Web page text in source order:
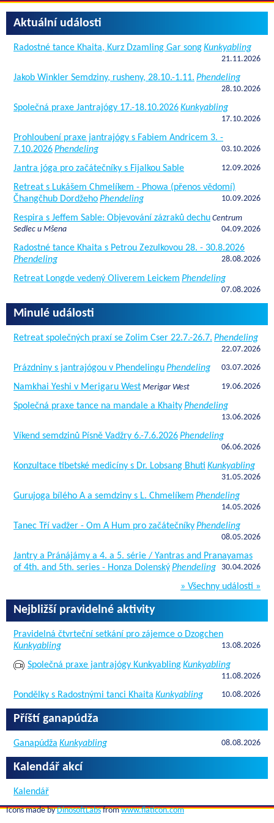
Aktuální události
Radostné tance Khaita, Kurz Dzamling Gar songKunkyabling
21.11.2026
Jakob Winkler Semdziny, rusheny, 28.10.-1.11. Phendeling
28.10.2026
Společná praxe Jantrajógy 17.-18.10.2026Kunkyabling
17.10.2026
Prohloubení praxe jantrajógy s Fabiem Andricem 3. -
7.10.2026Phendeling 03.10.2026
Jantra jóga pro začátečníky s Fijalkou Sable 12.09.2026
Retreat s Lukášem Chmelíkem - Phowa (přenos vědomí)
Čhangčhub DordžehoPhendeling 10.09.2026
Respira s Jeffem Sable: Objevování zázraků dechu Centrum
Sedlec u Mšena
04.09.2026
Radostné tance Khaita s Petrou Zezulkovou 28. - 30.8.2026
Phendeling
28.08.2026
Retreat Longde vedený Oliverem Leickem Phendeling
07.08.2026
Minulé události
Retreat společných praxí se Zolim Cser 22.7.-26.7. Phendeling
22.07.2026
Prázdniny s jantrajógou v PhendelinguPhendeling 03.07.2026
Namkhai Yeshi v Merigaru West Merigar West 19.06.2026
Společná praxe tance na mandale a KhaityPhendeling
13.06.2026
Víkend semdzinů Písně Vadžry 6.-7.6.2026Phendeling
06.06.2026
Konzultace tibetské medicíny s Dr. Lobsang Bhuti Kunkyabling
31.05.2026
Gurujoga bílého A a semdziny s L. Chmelíkem Phendeling
14.05.2026
Tanec Tří vadžer - Om A Hum pro začátečníkyPhendeling
08.05.2026
Jantry a Pránájámy a 4. a 5. série / Yantras and Pranayamas
of 4th. and 5th. series - Honza DolenskýPhendeling 30.04.2026
» Všechny události »
Nejbližší pravidelné aktivity
Pravidelná čtvrteční setkání pro zájemce o Dzogchen
Kunkyabling
13.08.2026
Společná praxe jantrajógy KunkyablingKunkyabling
11.08.2026
Pondělky s Radostnými tanci Khaita Kunkyabling 10.08.2026
Příští ganapúdža
Ganapúdža Kunkyabling 08.08.2026
Kalendář akcí
Kalendář
Icons made byDinosoftLabsfromwww.flaticon.com